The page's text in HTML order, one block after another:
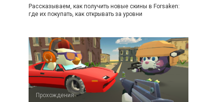
Рассказываем, как получить новые скины в Forsaken:
где их покупать, как открывать за уровни
Прохождения